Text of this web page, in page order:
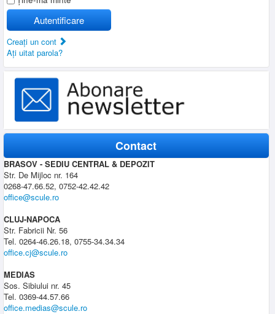
Autentificare
Creaţi un cont
Aţi uitat parola?
Contact
BRASOV - SEDIU CENTRAL & DEPOZIT
Str. De Mijloc nr. 164
0268-47.66.52, 0752-42.42.42
office@scule.ro
CLUJ-NAPOCA
Str. Fabricii Nr. 56
Tel. 0264-46.26.18, 0755-34.34.34
office.cj@scule.ro
MEDIAS
Sos. Sibiului nr. 45
Tel. 0369-44.57.66
office.medias@scule.ro